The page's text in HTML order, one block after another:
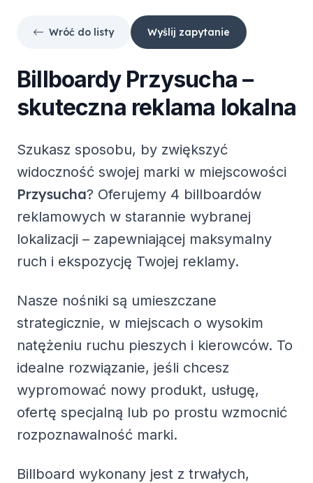
Wróć do listy Wyślij zapytanie
Billboardy Przysucha –
skuteczna reklama lokalna
Szukasz sposobu, by zwiększyć
widoczność swojej marki w miejscowości
Przysucha? Oferujemy 4 billboardów
reklamowych w starannie wybranej
lokalizacji – zapewniającej maksymalny
ruch i ekspozycję Twojej reklamy.
Nasze nośniki są umieszczane
strategicznie, w miejscach o wysokim
natężeniu ruchu pieszych i kierowców. To
idealne rozwiązanie, jeśli chcesz
wypromować nowy produkt, usługę,
ofertę specjalną lub po prostu wzmocnić
rozpoznawalność marki.
Billboard wykonany jest z trwałych,